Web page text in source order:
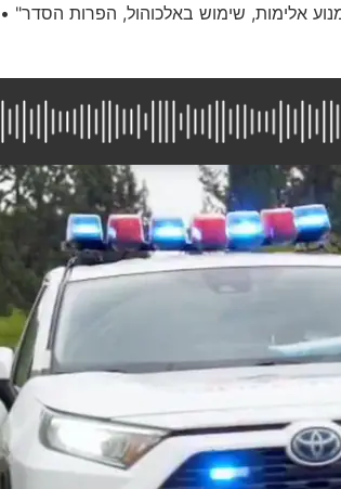
אלימות, שימוש באלכוהול, הפרות הסדר"